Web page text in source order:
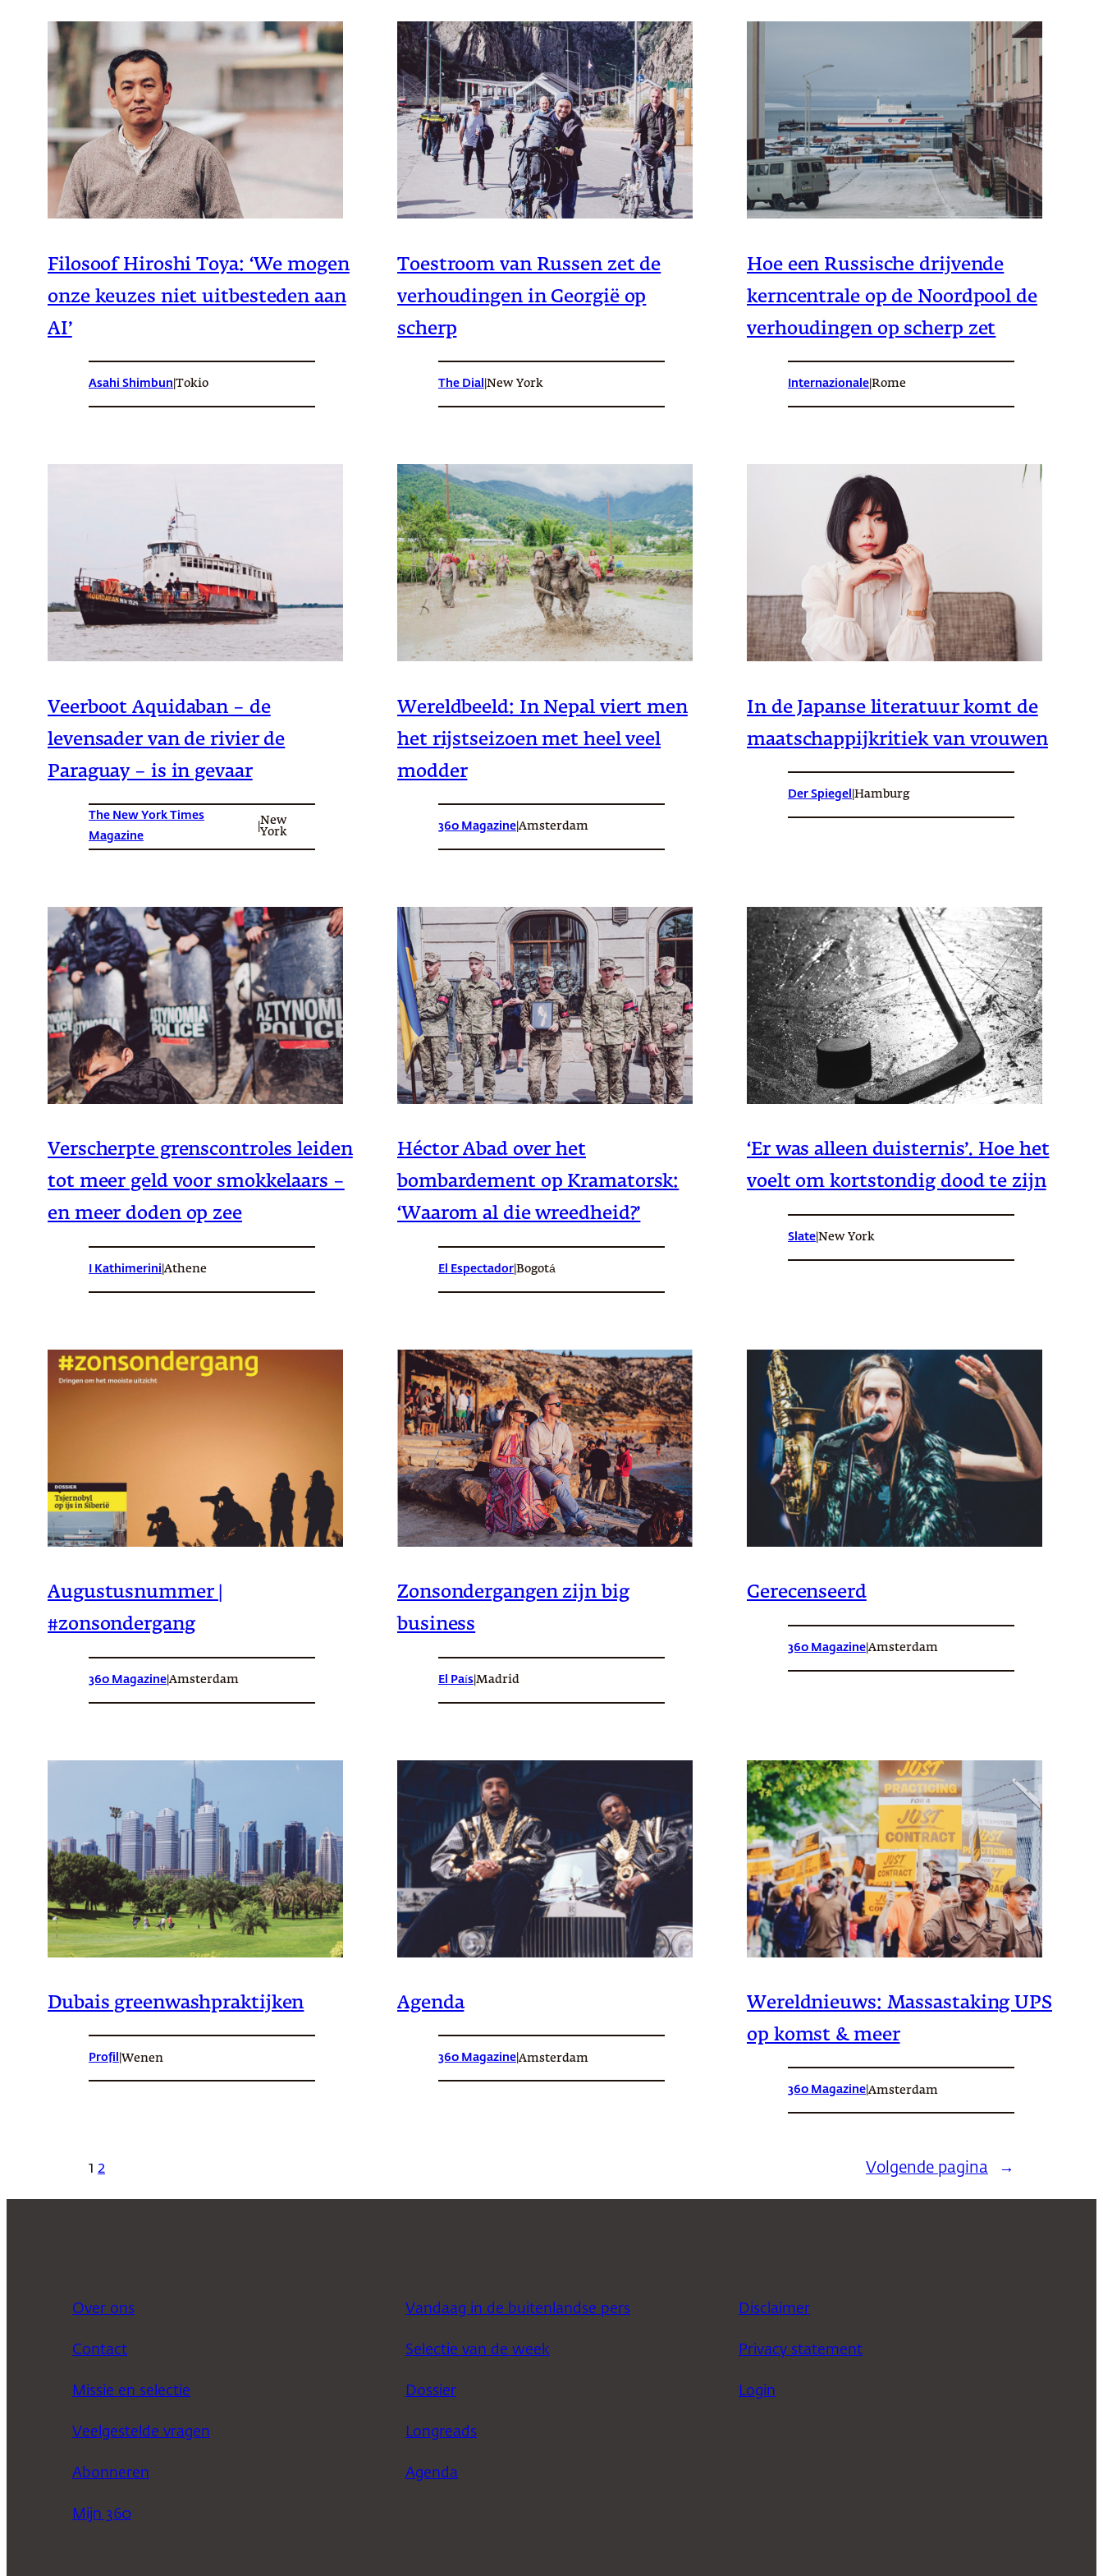
Filosoof Hiroshi Toya: ‘We mogen
onze keuzes niet uitbesteden aan
AI’
Asahi Shimbun Tokio
Toestroom van Russen zet de
verhoudingen in Georgië op
scherp
The Dial New York
Hoe een Russische drijvende
kerncentrale op de Noordpool de
verhoudingen op scherp zet
Internazionale Rome
Veerboot Aquidaban – de
levensader van de rivier de
Paraguay – is in gevaar
The New York Times
Magazine
New
York
Wereldbeeld: In Nepal viert men
het rijstseizoen met heel veel
modder
360 Magazine Amsterdam
In de Japanse literatuur komt de
maatschappijkritiek van vrouwen
Der Spiegel Hamburg
Verscherpte grenscontroles leiden
tot meer geld voor smokkelaars –
en meer doden op zee
I Kathimerini Athene
Héctor Abad over het
bombardement op Kramatorsk:
‘Waarom al die wreedheid?’
El Espectador Bogotá
‘Er was alleen duisternis’. Hoe het
voelt om kortstondig dood te zijn
Slate New York
Augustusnummer |
#zonsondergang
360 Magazine Amsterdam
Zonsondergangen zijn big
business
El País Madrid
Gerecenseerd
360 Magazine Amsterdam
Dubais greenwashpraktijken
Profil Wenen
Agenda
360 Magazine Amsterdam
Wereldnieuws: Massastaking UPS
op komst & meer
360 Magazine Amsterdam
1 2 Volgende pagina →
Over ons
Contact
Missie en selectie
Veelgestelde vragen
Abonneren
Mijn 360
Vandaag in de buitenlandse pers
Selectie van de week
Dossier
Longreads
Agenda
Disclaimer
Privacy statement
Login